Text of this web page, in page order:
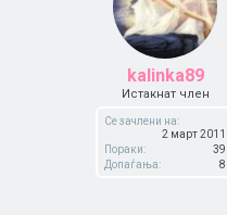
kalinka89
Истакнат член
Се зачлени на:
2 март 2011
Пораки:
39
Допаѓања:
8